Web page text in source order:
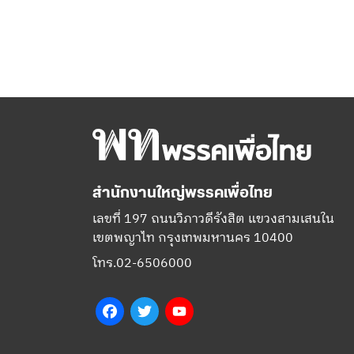
สำนักงานใหญ่พรรคเพื่อไทย
เลขที่ 197 ถนนวิภาวดีรังสิต แขวงสามเสนใน
เขตพญาไท กรุงเทพมหานคร 10400
โทร.02-6506000
FacebookTwitter